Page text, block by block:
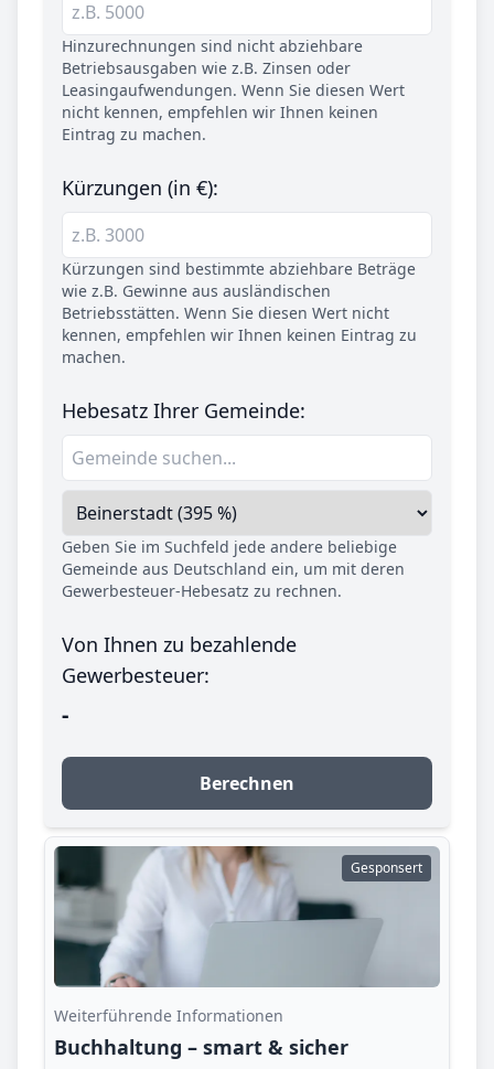
Hinzurechnungen sind nicht abziehbare
Betriebsausgaben wie z.B. Zinsen oder
Leasingaufwendungen. Wenn Sie diesen Wert
nicht kennen, empfehlen wir Ihnen keinen
Eintrag zu machen.
Kürzungen (in €):
Kürzungen sind bestimmte abziehbare Beträge
wie z.B. Gewinne aus ausländischen
Betriebsstätten. Wenn Sie diesen Wert nicht
kennen, empfehlen wir Ihnen keinen Eintrag zu
machen.
Hebesatz Ihrer Gemeinde:
Geben Sie im Suchfeld jede andere beliebige
Gemeinde aus Deutschland ein, um mit deren
Gewerbesteuer-Hebesatz zu rechnen.
Von Ihnen zu bezahlende
Gewerbesteuer:
-
Berechnen
Gesponsert
Weiterführende Informationen
Buchhaltung – smart & sicher